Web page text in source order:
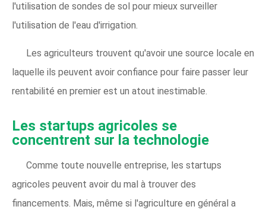
l'utilisation de sondes de sol pour mieux surveiller
l'utilisation de l'eau d'irrigation.
Les agriculteurs trouvent qu'avoir une source locale en
laquelle ils peuvent avoir confiance pour faire passer leur
rentabilité en premier est un atout inestimable.
Les startups agricoles se
concentrent sur la technologie
Comme toute nouvelle entreprise, les startups
agricoles peuvent avoir du mal à trouver des
financements. Mais, même si l'agriculture en général a